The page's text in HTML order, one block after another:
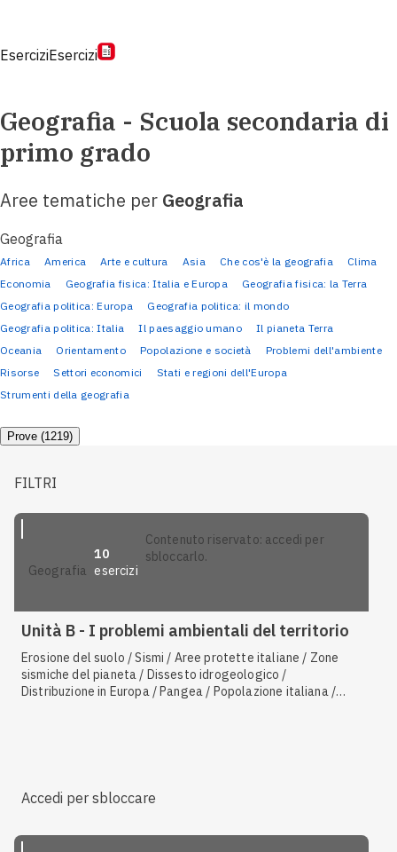
EserciziEsercizi
Geografia - Scuola secondaria di
primo grado
Aree tematiche per Geografia
Geografia
Africa America Arte e cultura Asia Che cos'è la geografia
Clima
Economia
Geografia fisica: Italia e Europa
Geografia fisica: la Terra
Geografia politica: Europa
Geografia politica: il mondo
Geografia politica: Italia
Il paesaggio umano
Il pianeta Terra
Oceania
Orientamento Popolazione e società
Problemi dell'ambiente
Risorse
Settori economici
Stati e regioni dell'Europa
Strumenti della geografia
Prove (1219)
FILTRI
geografia
10
esercizi
contenuto riservato: accedi per
sbloccarlo.
Unità B - I problemi ambientali del territorio
Erosione del suolo / Sismi / Aree protette italiane / Zone
sismiche del pianeta / Dissesto idrogeologico /
Distribuzione in Europa / Pangea / Popolazione italiana /
Accedi per sbloccare